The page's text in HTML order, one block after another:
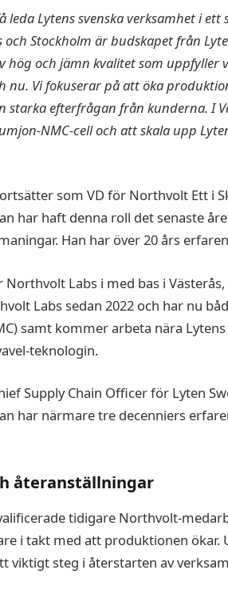
leda Lytens svenska verksamhet i
och Stockholm är budskapet från
hög och jämn kvalitet som uppfyller
nu. Vi fokuserar på att öka
starka efterfrågan från kunderna. I
NMC-cell och att skala upp
som VD för Northvolt Ett i
har haft denna roll det senaste
Han har över 20 års
Northvolt Labs i med bas i
Labs sedan 2022 och har nu
samt kommer arbeta nära Lytens
teknologin.
Supply Chain Officer för Lyten
har närmare tre decenniers
återanställningar
tidigare Northvolt-
i takt med att produktionen ökar.
viktigt steg i återstarten av